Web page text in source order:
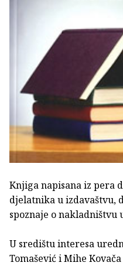
Knjiga napisana iz pera
djelatnika u izdavaštvu,
spoznaje o nakladništvu
U središtu interesa
Tomašević i Mihe